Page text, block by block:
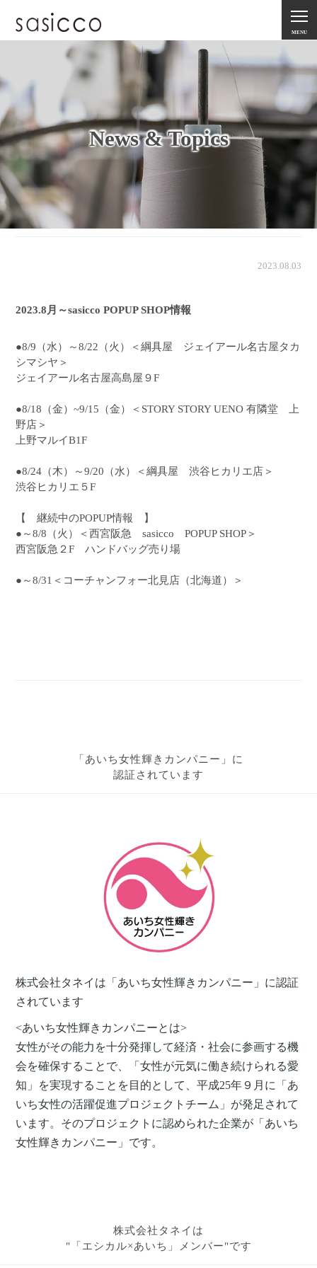
MENU
News & Topics
2023.08.03
2023.8月～sasicco POPUP SHOP情報
●8/9（水）～8/22（火）＜綱具屋 ジェイアール名古屋タカ
シマシヤ＞
ジェイアール名古屋高島屋９F
●8/18（金）~9/15（金）＜STORY STORY UENO 有隣堂 上
野店＞
上野マルイB1F
●8/24（木）～9/20（水）＜綱具屋 渋谷ヒカリエ店＞
渋谷ヒカリエ５F
【 継続中のPOPUP情報 】
●～8/8（火）＜西宮阪急 sasicco POPUP SHOP＞
西宮阪急２F ハンドバッグ売り場
●～8/31＜コーチャンフォー北見店（北海道）＞
「あいち女性輝きカンパニー」に
認証されています
株式会社タネイは「あいち女性輝きカンパニー」に認証
されています
<あいち女性輝きカンパニーとは>
女性がその能力を十分発揮して経済・社会に参画する機
会を確保することで、「女性が元気に働き続けられる愛
知」を実現することを目的として、平成25年９月に「あ
いち女性の活躍促進プロジェクトチーム」が発足されて
います。そのプロジェクトに認められた企業が「あいち
女性輝きカンパニー」です。
株式会社タネイは
"「エシカル×あいち」メンバー"です